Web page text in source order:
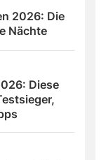
2026: Die
Nächte
Diese